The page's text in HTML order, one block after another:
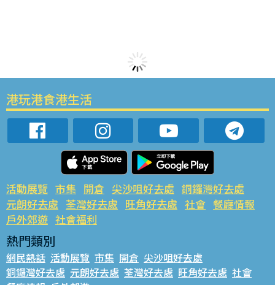
港玩港食港生活
活動展覽 市集 開倉 尖沙咀好去處 銅鑼灣好去處
元朗好去處 荃灣好去處 旺角好去處 社會 餐廳情報
戶外郊遊 社會福利
熱門類別
網民熱話 活動展覽 市集 開倉 尖沙咀好去處
銅鑼灣好去處 元朗好去處 荃灣好去處 旺角好去處 社會